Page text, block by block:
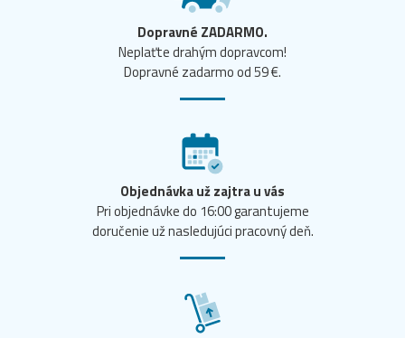
Dopravné ZADARMO.
Neplaťte drahým dopravcom!
Dopravné zadarmo od 59 €.
Objednávka už zajtra u vás
Pri objednávke do 16:00 garantujeme
doručenie už nasledujúci pracovný deň.